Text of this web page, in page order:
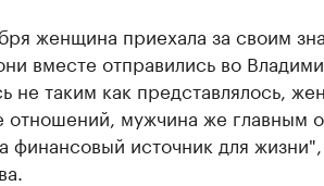
женщина приехала за своим
вместе отправились во
не таким как представлялось,
отношений, мужчина же главным
финансовый источник для